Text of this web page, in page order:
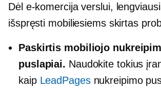
Dėl e-komercijaverslui,
išspręsti mobiliesiems skirtas
Paskirtis mobiliojo
puslapiai. Naudokite tokius
kaip LeadPagesnukreipimo